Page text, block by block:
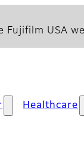
Fujifilm USA
Healthcare